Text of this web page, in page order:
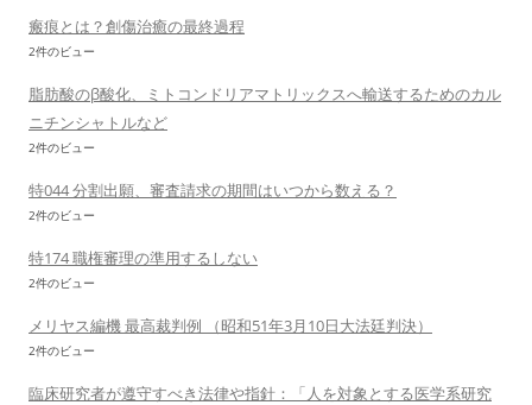
瘢痕とは？創傷治癒の最終過程
2件のビュー
脂肪酸のβ酸化、ミトコンドリアマトリックスへ輸送するためのカル
ニチンシャトルなど
2件のビュー
特044 分割出願、審査請求の期間はいつから数える？
2件のビュー
特174 職権審理の準用するしない
2件のビュー
メリヤス編機 最高裁判例 （昭和51年3月10日大法廷判決）
2件のビュー
臨床研究者が遵守すべき法律や指針：「人を対象とする医学系研究